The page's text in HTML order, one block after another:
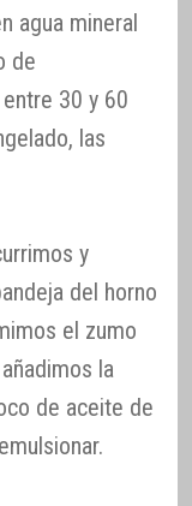
agua mineral
de
30 y 60
las
y
del horno
el zumo
la
de aceite de